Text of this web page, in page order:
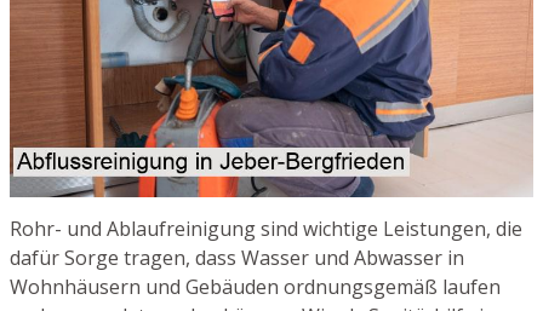
Rohr- und Ablaufreinigung sind wichtige Leistungen, die
dafür Sorge tragen, dass Wasser und Abwasser in
Wohnhäusern und Gebäuden ordnungsgemäß laufen